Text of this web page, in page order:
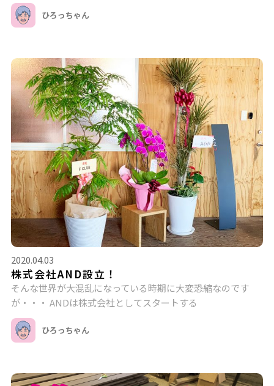
ひろっちゃん
2020.04.03
株式会社AND設立！
そんな世界が大混乱になっている時期に大変恐縮なのです
が・・・ ANDは株式会社としてスタートする
ひろっちゃん